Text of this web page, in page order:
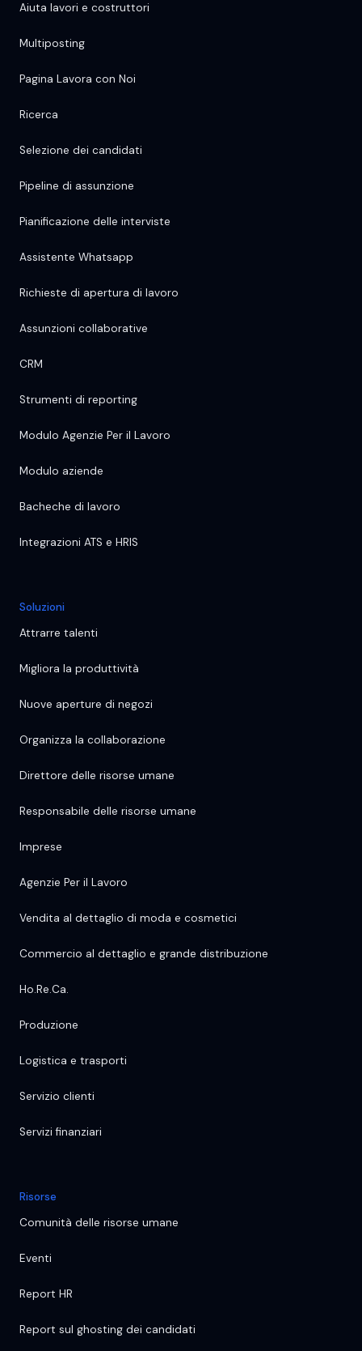
Aiuta lavori e costruttori
Multiposting
Pagina Lavora con Noi
Ricerca
Selezione dei candidati
Pipeline di assunzione
Pianificazione delle interviste
Assistente Whatsapp
Richieste di apertura di lavoro
Assunzioni collaborative
CRM
Strumenti di reporting
Modulo Agenzie Per il Lavoro
Modulo aziende
Bacheche di lavoro
Integrazioni ATS e HRIS
Soluzioni
Attrarre talenti
Migliora la produttività
Nuove aperture di negozi
Organizza la collaborazione
Direttore delle risorse umane
Responsabile delle risorse umane
Imprese
Agenzie Per il Lavoro
Vendita al dettaglio di moda e cosmetici
Commercio al dettaglio e grande distribuzione
Ho.Re.Ca.
Produzione
Logistica e trasporti
Servizio clienti
Servizi finanziari
Risorse
Comunità delle risorse umane
Eventi
Report HR
Report sul ghosting dei candidati